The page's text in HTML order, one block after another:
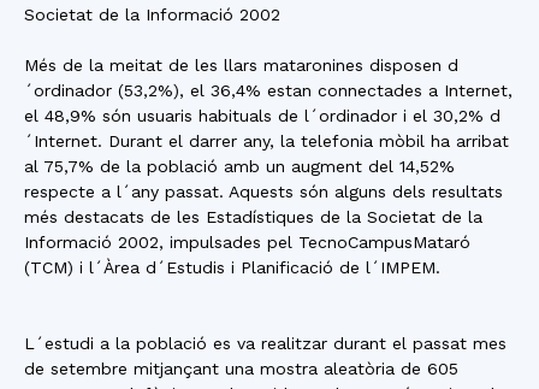
Societat de la Informació 2002
Més de la meitat de les llars mataronines disposen d
´ordinador (53,2%), el 36,4% estan connectades a Internet,
el 48,9% són usuaris habituals de l´ordinador i el 30,2% d
´Internet. Durant el darrer any, la telefonia mòbil ha arribat
al 75,7% de la població amb un augment del 14,52%
respecte a l´any passat. Aquests són alguns dels resultats
més destacats de les Estadístiques de la Societat de la
Informació 2002, impulsades pel TecnoCampusMataró
(TCM) i l´Àrea d´Estudis i Planificació de l´IMPEM.
L´estudi a la població es va realitzar durant el passat mes
de setembre mitjançant una mostra aleatòria de 605